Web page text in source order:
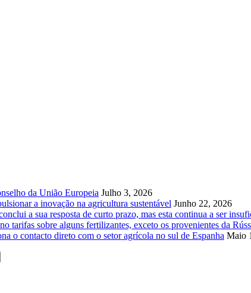
da União Europeia Julho 3, 2026
a inovação na agricultura sustentável Junho 22, 2026
a sua resposta de curto prazo, mas esta continua a ser
tarifas sobre alguns fertilizantes, exceto os provenientes da
o contacto direto com o setor agrícola no sul de Espanha Maio